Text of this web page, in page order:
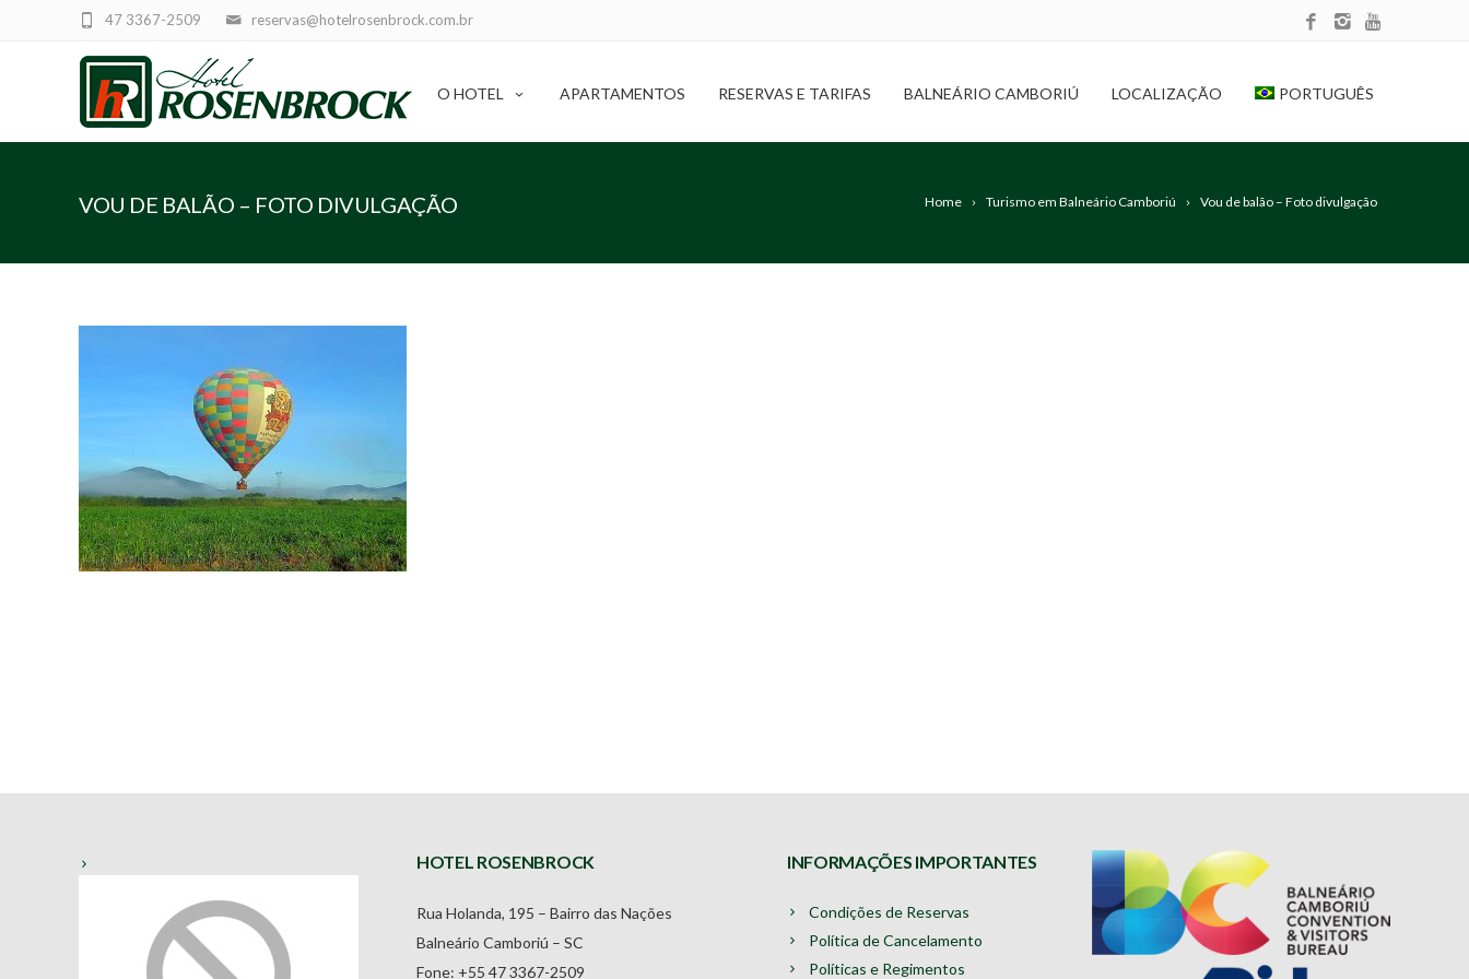
reservas@hotelrosenbrock.com.br
47 3367-2509
O HOTEL APARTAMENTOS RESERVAS E TARIFAS BALNEÁRIO CAMBORIÚ LOCALIZAÇÃO PORTUGUÊS
Home Turismo em Balneário Camboriú Vou de balão – Foto divulgação
VOU DE BALÃO – FOTO DIVULGAÇÃO
HOTEL ROSENBROCK
Rua Holanda, 195 – Bairro das Nações
Balneário Camboriú – SC
Fone: +55 47 3367-2509
INFORMAÇÕES IMPORTANTES
Condições de Reservas
Política de Cancelamento
Políticas e Regimentos